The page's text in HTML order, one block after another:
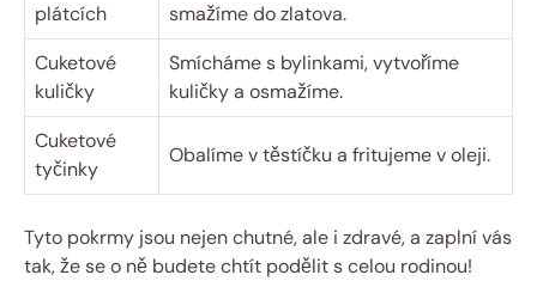
plátcích
smažíme do zlatova.
Cuketové
kuličky
Smícháme s bylinkami, vytvoříme
kuličky a osmažíme.
Cuketové
tyčinky
Obalíme v těstíčku a fritujeme v oleji.
Tyto pokrmy jsou nejen chutné, ale i zdravé, a zaplní vás
tak, že se o ně budete chtít podělit s celou rodinou!